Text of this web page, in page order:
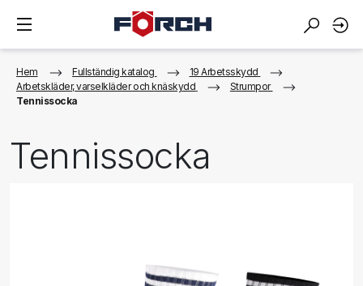
Hem Fullständig katalog
19 Arbetsskydd
Arbetskläder, varselkläder och knäskydd
Strumpor
Tennissocka
Tennissocka